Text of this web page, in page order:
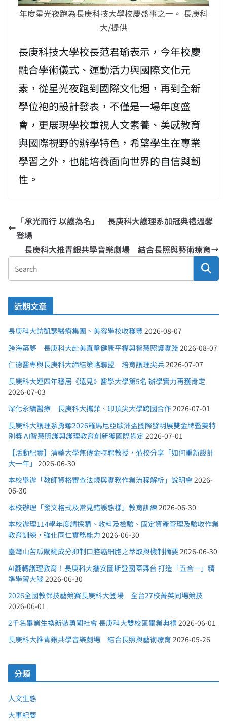
年度星光夜跑為長庚科技大學校慶盛事之一。 長庚科
大/提供
長庚科技大學校長范君瑜表示，今年校慶
融合學術儀式、運動活力與國際文化元
素，從星光夜跑到國際文化週，再到全新
學位袍的設計發表，不僅是一場年度盛
會，更展現學校重視人文素養、美感教育
與國際視野的辦學特色，希望學生在專業
學習之外，也能培養面向世界的自信與韌
性。
「承光而行 以護為名」 長庚科大護理系加冠典禮溫馨
登場
長庚科大推青銀共學音樂劇場 結合長照與藝術療育
近期文章
長庚科大訪凱瑟醫療集團、美容學校收穫豐 2026-08-07
跨海築夢 長庚科大赴美直擊健康平權與智慧照護實踐2026-08-07
仁德醫專與長庚科大締結策略聯盟 培育護理尖兵2026-07-07
長庚科大連四年穩居《遠見》醫學大學第5名 辦學實力再獲肯定
2026-07-03
深化永續醫療 長庚科大攜菲、印頂尖大學跨國合作2026-07-01
長庚科大護理系勇奪2026羅馬尼亞歐洲盃國際發明展雙金牌暨雙特
別獎 AI智慧照護與護理教育創新獲國際肯定 2026-07-01
【活動紀實】清華大學焦傳金特聘教授，蒞校分享「如何重新設計
大一年」 2026-06-30
本校舉辦「教師資格審查法規與實務作業流程解析」說明會2026-
06-30
本校辦理「發文格式及常見錯誤態樣」教育訓練2026-06-30
本校辦理114學年度請採購、收料及檢驗、固定資產管理及驗收作業
教育訓練，強化同仁實務能力 2026-06-30
臺灣山苦瓜關鍵成分抑制口腔癌細胞之萃取與機制摘要2026-06-30
AI翻轉護理教育！長庚科大攜安圖斯登國際舞台 打造「五合一」精
準學習大腦 2026-06-30
2026全國教保技藝競賽長庚科大登場 全台27校菁英同場競技
2026-06-01
2千名畢業生換新裝勇闖社會 長庚科大雙校區畢業典禮2026-06-01
長庚科大推青銀共學音樂劇場 結合長照與藝術療育 2026-05-26
分類
人文生態
大事紀要